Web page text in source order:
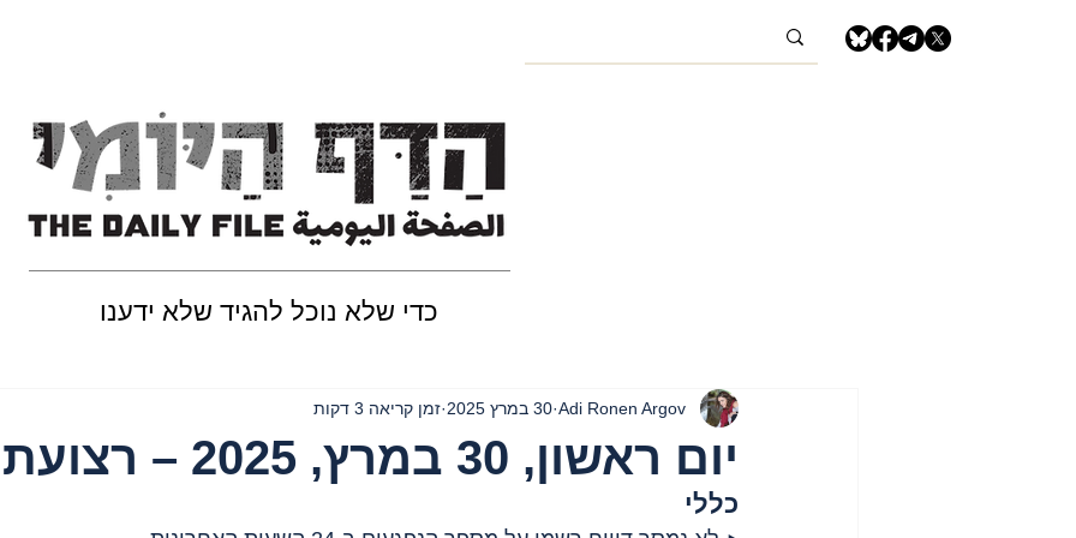
כדי שלא נוכל להגיד שלא ידענו
יום ראשון, 30 במרץ, 2025 – רצועת עזה
Adi Ronen Argov 30 במרץ 2025 זמן קריאה 3 דקות
כללי